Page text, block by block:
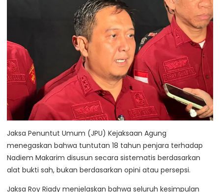
Jaksa Penuntut Umum (JPU) Kejaksaan Agung
menegaskan bahwa tuntutan 18 tahun penjara terhadap
Nadiem Makarim disusun secara sistematis berdasarkan
alat bukti sah, bukan berdasarkan opini atau persepsi.
Jaksa Roy Riady menjelaskan bahwa seluruh kesimpulan